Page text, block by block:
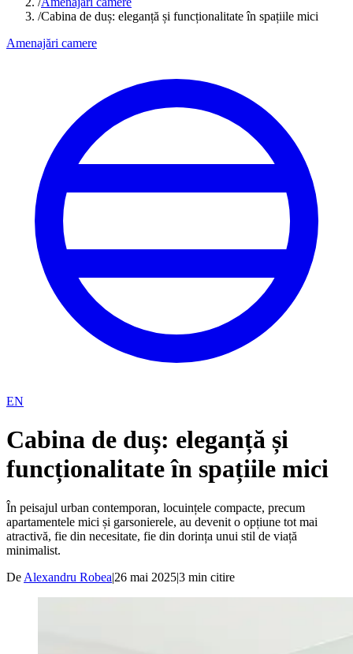
/Cabina de duș: eleganță și funcționalitate în spațiile mici
Amenajări camere
EN
Cabina de duș: eleganță și
funcționalitate în spațiile mici
În peisajul urban contemporan, locuințele compacte, precum
apartamentele mici și garsonierele, au devenit o opțiune tot mai
atractivă, fie din necesitate, fie din dorința unui stil de viață
minimalist.
De Alexandru Robea|26 mai 2025|3 min citire